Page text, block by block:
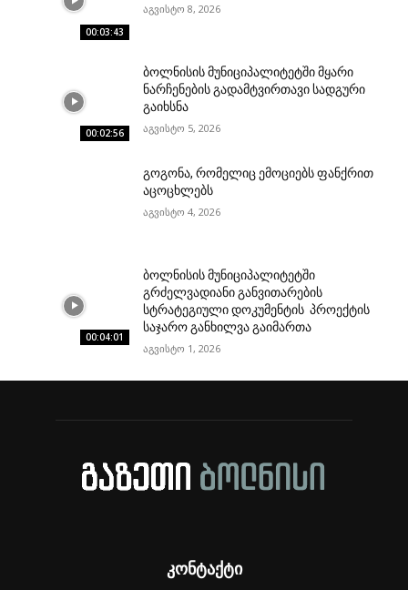
00:03:43
აგვისტო 8, 2026
00:02:56
ბოლნისის მუნიციპალიტეტში მყარი
ნარჩენების გადამტვირთავი სადგური
გაიხსნა
აგვისტო 5, 2026
გოგონა, რომელიც ემოციებს ფანქრით
აცოცხლებს
აგვისტო 4, 2026
00:04:01
ბოლნისის მუნიციპალიტეტში
გრძელვადიანი განვითარების
სტრატეგიული დოკუმენტის პროექტის
საჯარო განხილვა გაიმართა
აგვისტო 1, 2026
კონტაქტი